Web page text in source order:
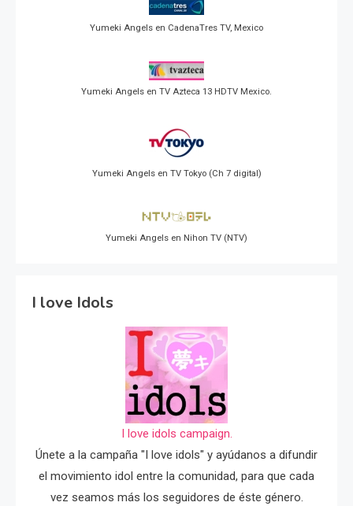
Yumeki Angels en CadenaTres TV, Mexico
Yumeki Angels en TV Azteca 13 HDTV Mexico.
Yumeki Angels en TV Tokyo (Ch 7 digital)
Yumeki Angels en Nihon TV (NTV)
I love Idols
I love idols campaign.
Únete a la campaña "I love idols" y ayúdanos a difundir
el movimiento idol entre la comunidad, para que cada
vez seamos más los seguidores de éste género.